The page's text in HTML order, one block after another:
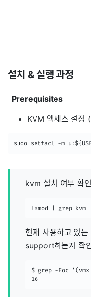
설치 & 실행 과정
Prerequisites
KVM 액세스 설정 (
sudo setfacl -m
kvm 설치 여부 확인
lsmod | grep kvm
현재 사용하고 있
support하는지 확
$ grep -Eoc
16